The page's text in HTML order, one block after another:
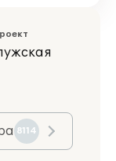
8114